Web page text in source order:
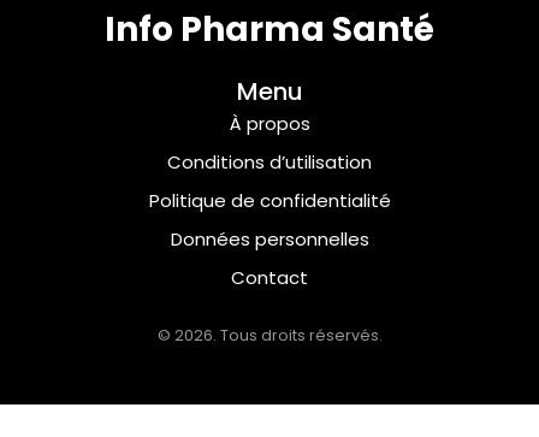
Info Pharma Santé
Menu
À propos
Conditions d’utilisation
Politique de confidentialité
Données personnelles
Contact
© 2026. Tous droits réservés.